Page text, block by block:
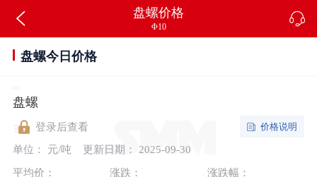
盘螺价格
Φ10
盘螺今日价格
盘螺
登录后查看
单位： 元/吨
更新日期： 2025-09-30
价格说明
平均价： 涨跌： 涨跌幅：